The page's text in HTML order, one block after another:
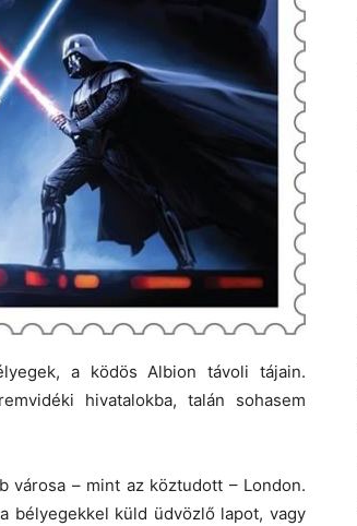
a ködös Albion távoli tájain.
hivatalokba, talán sohasem
városa – mint az köztudott – London.
bélyegekkel küld üdvözlő lapot, vagy